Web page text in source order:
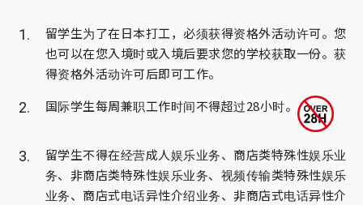
留学生为了在日本打工，必须获得资格外活动许可。您
也可以在您入境时或入境后要求您的学校获取一份。获
得资格外活动许可后即可工作。
国际学生每周兼职工作时间不得超过28小时。
留学生不得在经营成人娱乐业务、商店类特殊性娱乐业
务、非商店类特殊性娱乐业务、视频传输类特殊性娱乐
业务、商店式电话异性介绍业务、非商店式电话异性介